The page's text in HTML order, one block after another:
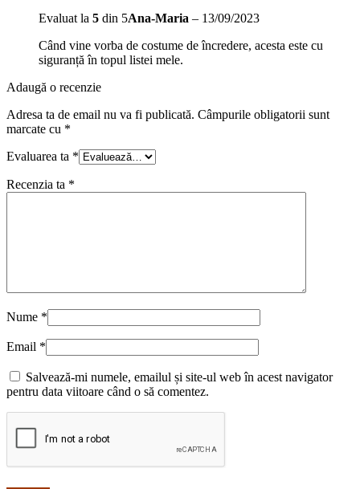
Evaluat la 5 din 5Ana-Maria – 13/09/2023
Când vine vorba de costume de încredere, acesta este cu
siguranță în topul listei mele.
Adaugă o recenzie
Adresa ta de email nu va fi publicată. Câmpurile obligatorii sunt
marcate cu *
Evaluarea ta *
Recenzia ta *
Nume *
Email *
Salvează-mi numele, emailul și site-ul web în acest navigator
pentru data viitoare când o să comentez.